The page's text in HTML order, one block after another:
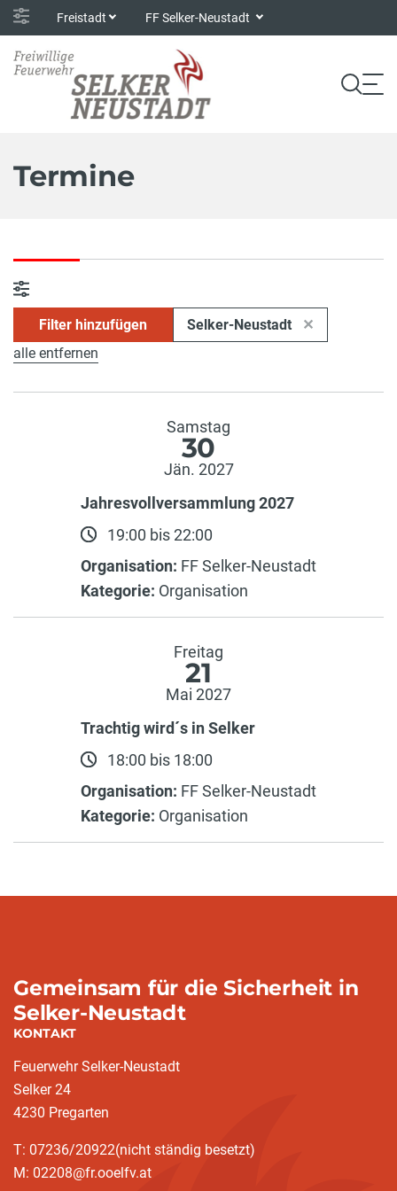
Freistadt FF Selker-Neustadt
Termine
Filter hinzufügen
Selker-Neustadt
alle entfernen
Samstag
30
Jän. 2027
Jahresvollversammlung 2027
19:00 bis 22:00
Organisation: FF Selker-Neustadt
Kategorie: Organisation
Freitag
21
Mai 2027
Trachtig wird´s in Selker
18:00 bis 18:00
Organisation: FF Selker-Neustadt
Kategorie: Organisation
Gemeinsam für die Sicherheit in
Selker-Neustadt
KONTAKT
Feuerwehr Selker-Neustadt
Selker 24
4230 Pregarten
T: 07236/20922(nicht ständig besetzt)
M: 02208@fr.ooelfv.at